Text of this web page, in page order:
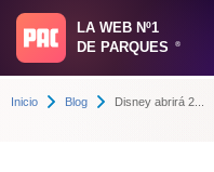
LA WEB Nº1
DE PARQUES
®
Inicio Blog Disney abrirá 2...